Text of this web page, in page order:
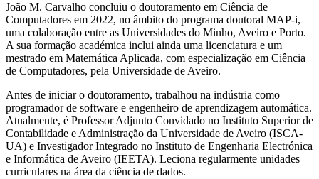
João M. Carvalho concluiu o doutoramento em Ciência de
Computadores em 2022, no âmbito do programa doutoral MAP-i,
uma colaboração entre as Universidades do Minho, Aveiro e Porto.
A sua formação académica inclui ainda uma licenciatura e um
mestrado em Matemática Aplicada, com especialização em Ciência
de Computadores, pela Universidade de Aveiro.
Antes de iniciar o doutoramento, trabalhou na indústria como
programador de software e engenheiro de aprendizagem automática.
Atualmente, é Professor Adjunto Convidado no Instituto Superior de
Contabilidade e Administração da Universidade de Aveiro (ISCA-
UA) e Investigador Integrado no Instituto de Engenharia Electrónica
e Informática de Aveiro (IEETA). Leciona regularmente unidades
curriculares na área da ciência de dados.